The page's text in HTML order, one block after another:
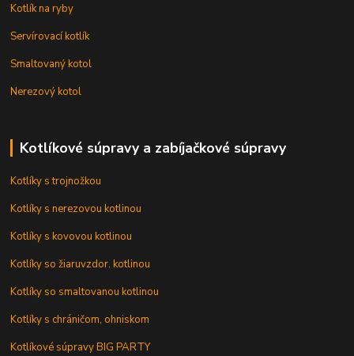
Kotlík na ryby
Servírovací kotlík
Smaltovaný kotol
Nerezový kotol
Kotlíkové súpravy a zabíjačkové súpravy
Kotlíky s trojnožkou
Kotlíky s nerezovou kotlinou
Kotlíky s kovovou kotlinou
Kotlíky so žiaruvzdor. kotlinou
Kotlíky so smaltovanou kotlinou
Kotlíky s chráničom, ohniskom
Kotlíkové súpravy BIG PARTY